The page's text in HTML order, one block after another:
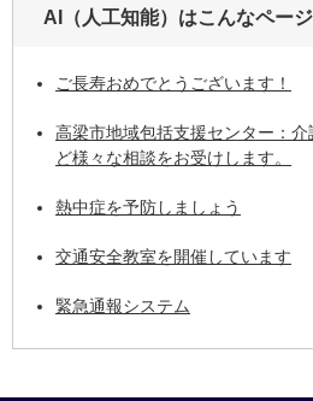
AI（人工知能）はこんなペー
ご長寿おめでとうございます！
高梁市地域包括支援センター：
ど様々な相談をお受けします。
熱中症を予防しましょう
交通安全教室を開催しています
緊急通報システム